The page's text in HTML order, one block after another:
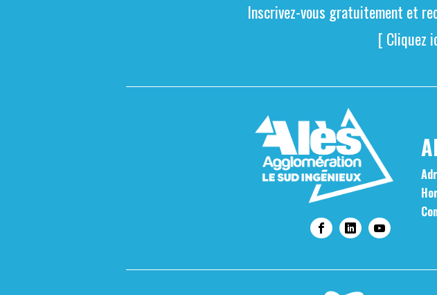
Inscrivez-vous gratuitement et
[ Cliquez